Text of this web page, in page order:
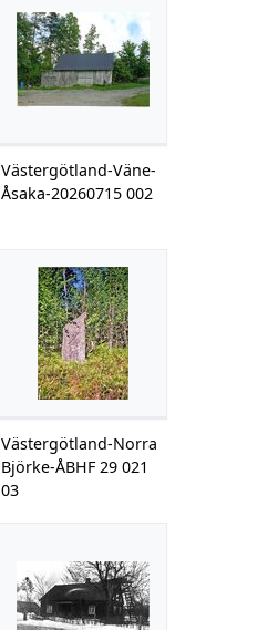
Västergötland-Väne-
Åsaka-20260715 002
Västergötland-Norra
Björke-ÅBHF 29 021
03